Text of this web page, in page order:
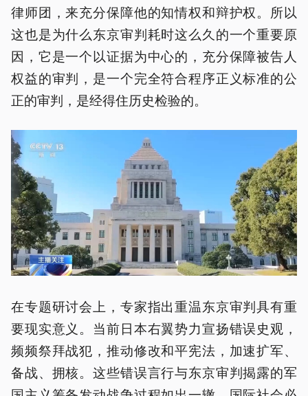
律师团，来充分保障他的知情权和辩护权。所以
这也是为什么东京审判耗时这么久的一个重要原
因，它是一个以证据为中心的，充分保障被告人
权益的审判，是一个完全符合程序正义标准的公
正的审判，是经得住历史检验的。
在专题研讨会上，专家指出重温东京审判具有重
要现实意义。当前日本右翼势力宣扬错误史观，
频频祭拜战犯，推动修改和平宪法，加速扩军、
备战、拥核。这些错误言行与东京审判揭露的军